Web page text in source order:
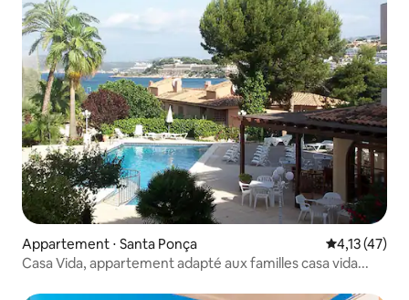
Appartement ⋅ Santa Ponça Évaluation
4,13 (47)
Casa Vida, appartement adapté aux familles casa vida...